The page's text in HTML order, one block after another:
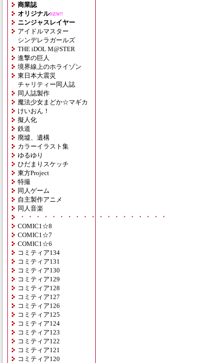
商業誌
オリジナルNEW!!
ニンジャスレイヤー
アイドルマスター
シンデレラガールズ
THE iDOL M@STER
進撃の巨人
境界線上のホライゾン
東日本大震災
チャリティー同人誌
同人誌製作
魔法少女まどか☆マギカ
けいおん！
擬人化
鉄道
廃墟、遺構
カラーイラスト集
ゆるゆり
ひだまりスケッチ
東方Project
特撮
同人ゲーム
自主製作アニメ
同人音楽
・・・・・・・・・・・・・・・・・・・
COMIC1☆8
COMIC1☆7
COMIC1☆6
コミティア134
コミティア131
コミティア130
コミティア129
コミティア128
コミティア127
コミティア126
コミティア125
コミティア124
コミティア123
コミティア122
コミティア121
コミティア120